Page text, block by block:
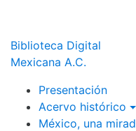
Biblioteca Digital
Mexicana A.C.
Presentación
Acervo histórico
México, una